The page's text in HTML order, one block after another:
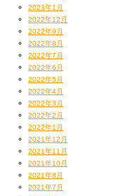
2023年1月
2022年12月
2022年9月
2022年8月
2022年7月
2022年6月
2022年5月
2022年4月
2022年3月
2022年2月
2022年1月
2021年12月
2021年11月
2021年10月
2021年8月
2021年7月